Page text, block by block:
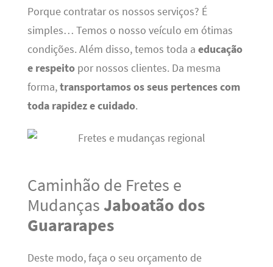
Porque contratar os nossos serviços? É
simples… Temos o nosso veículo em ótimas
condições. Além disso, temos toda a educação
e respeitopor nossos clientes. Da mesma
forma,transportamos os seus pertences com
toda rapidez e cuidado.
Caminhão de Fretes e
MudançasJaboatão dos
Guararapes
Deste modo, faça o seu orçamento de